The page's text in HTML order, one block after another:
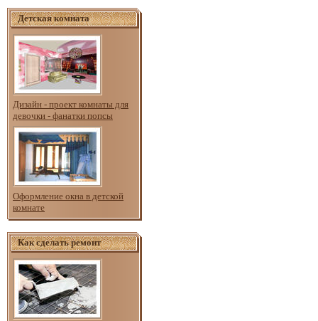
Детская комната
Дизайн - проект комнаты для
девочки - фанатки попсы
Оформление окна в детской
комнате
Как сделать ремонт